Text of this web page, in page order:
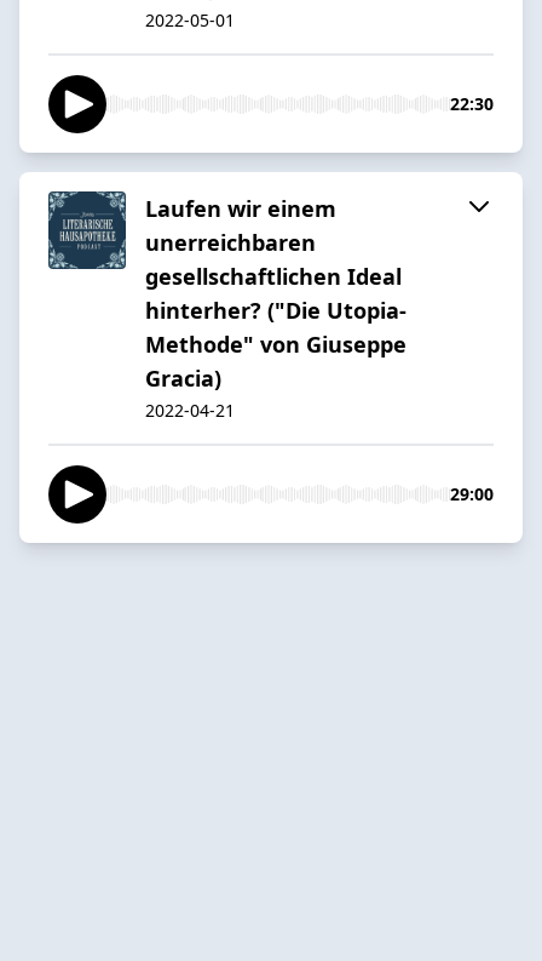
2022-05-01
22:30
Laufen wir einem
unerreichbaren
gesellschaftlichen Ideal
hinterher? ("Die Utopia-
Methode" von Giuseppe
Gracia)
2022-04-21
29:00